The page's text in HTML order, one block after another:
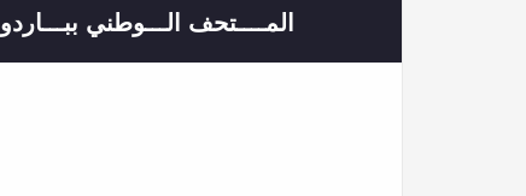
المــــتحف الـــوطني ببـــاردو